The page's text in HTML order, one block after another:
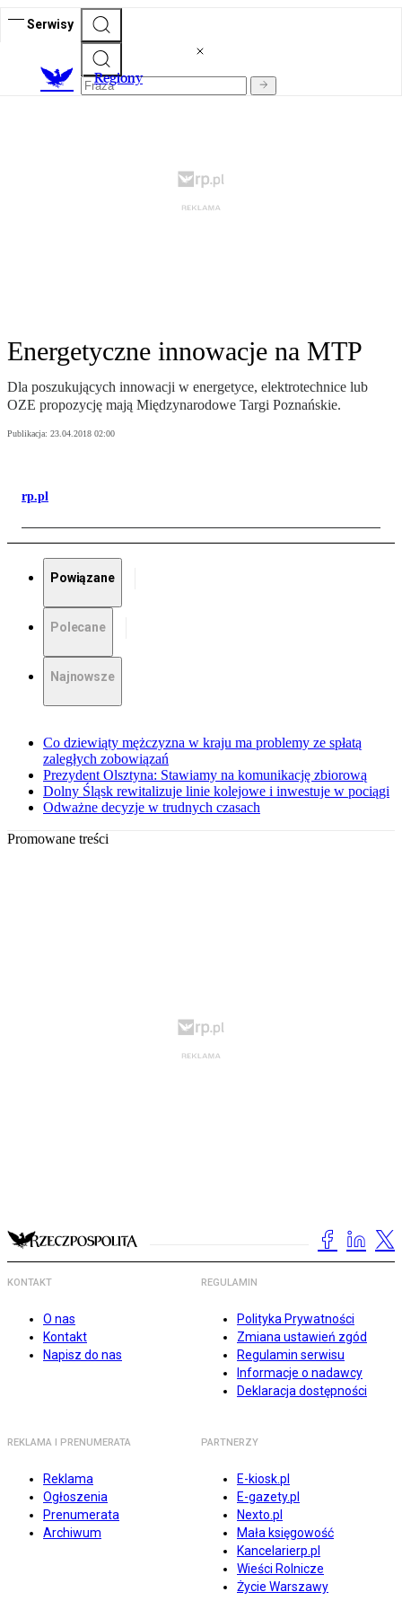
Serwisy
Regiony
Energetyczne innowacje na MTP
Dla poszukujących innowacji w energetyce, elektrotechnice lub
OZE propozycję mają Międzynarodowe Targi Poznańskie.
Publikacja: 23.04.2018 02:00
rp.pl
Powiązane
Polecane
Najnowsze
Co dziewiąty mężczyzna w kraju ma problemy ze spłatą
zaległych zobowiązań
Prezydent Olsztyna: Stawiamy na komunikację zbiorową
Dolny Śląsk rewitalizuje linie kolejowe i inwestuje w pociągi
Odważne decyzje w trudnych czasach
Promowane treści
KONTAKT
O nas
Kontakt
Napisz do nas
REGULAMIN
Polityka Prywatności
Zmiana ustawień zgód
Regulamin serwisu
Informacje o nadawcy
Deklaracja dostępności
REKLAMA I PRENUMERATA
Reklama
Ogłoszenia
Prenumerata
Archiwum
PARTNERZY
E-kiosk.pl
E-gazety.pl
Nexto.pl
Mała księgowość
Kancelarierp.pl
Wieści Rolnicze
Życie Warszawy